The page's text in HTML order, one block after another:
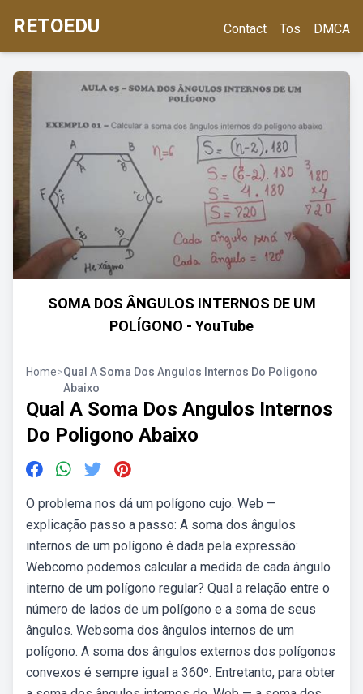
RETOEDU Contact Tos DMCA
SOMA DOS ÂNGULOS INTERNOS DE UM
POLÍGONO - YouTube
Home>Qual A Soma Dos Angulos Internos Do Poligono
Abaixo
Qual A Soma Dos Angulos Internos
Do Poligono Abaixo
O problema nos dá um polígono cujo. Web —
explicação passo a passo: A soma dos ângulos
internos de um polígono é dada pela expressão:
Webcomo podemos calcular a medida de cada ângulo
interno de um polígono regular? Qual a relação entre o
número de lados de um polígono e a soma de seus
ângulos. Websoma dos ângulos internos de um
polígono. A soma dos ângulos externos dos polígonos
convexos é sempre igual a 360º. Entretanto, para obter